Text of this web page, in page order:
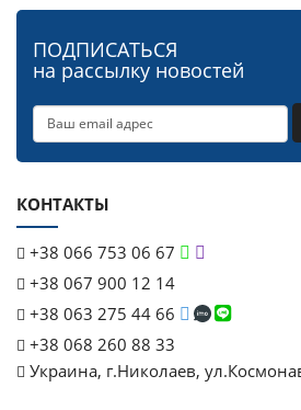
ПОДПИСАТЬСЯ
на рассылку новостей
КОНТАКТЫ
+38 066 753 06 67
+38 067 900 12 14
+38 063 275 44 66
+38 068 260 88 33
Украина, г.Николаев,